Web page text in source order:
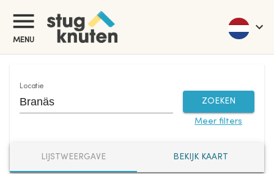
MENU
Locatie
ZOEKEN
Meer filters
LIJSTWEERGAVE BEKIJK KAART